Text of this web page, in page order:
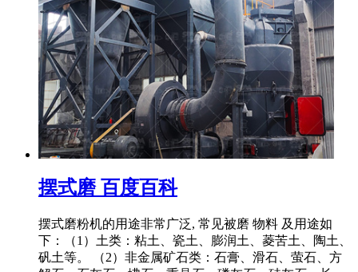
摆式磨 百度百科
摆式磨粉机的用途非常广泛, 常见被磨 物料 及用途如
下：（1）土类：粘土、瓷土、膨润土、菱苦土、陶土、
矾土等。 （2）非金属矿石类：石膏、滑石、萤石、方